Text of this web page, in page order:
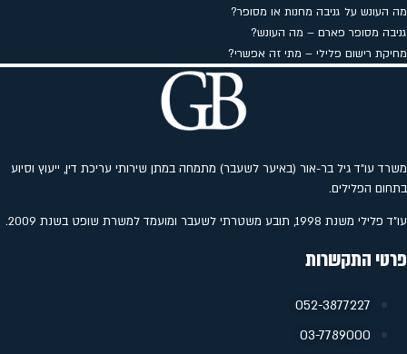
מה העונש על גניבה מחנות או מסופר?
גניבה מסופר פארם – מה העונש?
מחיקת רישום פלילי – מתי זה אפשרי?
משרד עו"ד גיל בר-אור (באיער לשעבר) מתמחה במתן שירותי עריכת דין, ייעוץ וסיוע
בתחום הפלילים.
עו"ד פלילי משנת 1998, תובע משטרתי לשעבר ומועמד למשרת שופט בשנת 2009.
פרטי התקשרות
052-3877227
‭03-7789000